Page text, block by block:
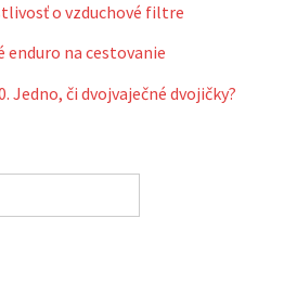
o vzduchové filtre
enduro na cestovanie
Jedno, či dvojvaječné dvojičky?